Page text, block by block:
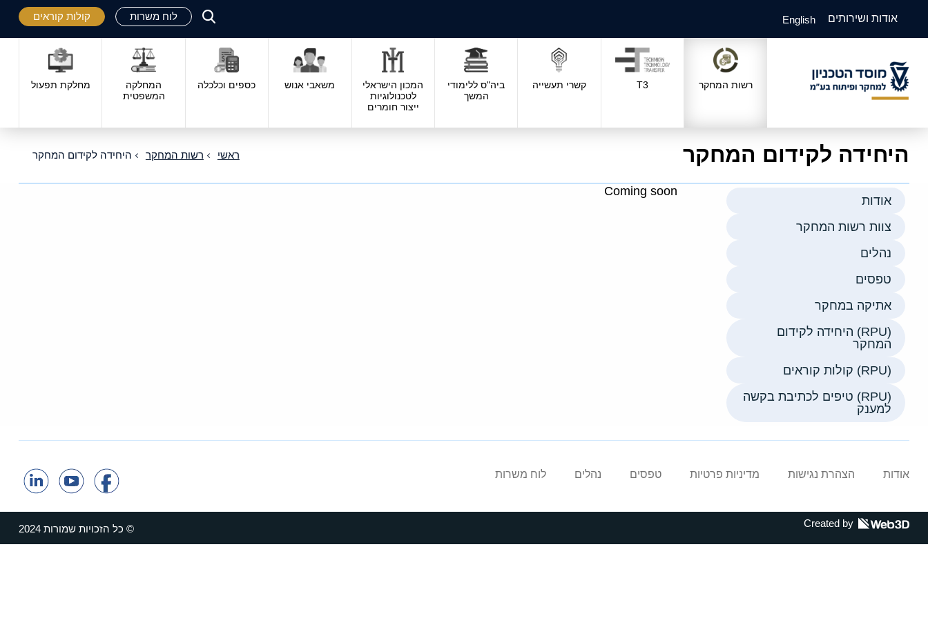
אודות ושירותים English פתח
סגור לוח משרות קולות קוראים
רשות המחקר T3 קשרי תעשייה
ביה"ס ללימודי
המשך
המכון הישראלי
לטכנולוגיות
ייצור חומרים
משאבי אנוש כספים וכלכלה
המחלקה
המשפטית
מחלקת תפעול
היחידה לקידום המחקר ראשי רשות המחקר היחידה לקידום המחקר
אודות
צוות רשות המחקר
נהלים
טפסים
אתיקה במחקר
(RPU) היחידה לקידום
המחקר
(RPU) קולות קוראים
(RPU) טיפים לכתיבת בקשה
למענק
Coming soon
אודות הצהרת נגישות מדיניות פרטיות טפסים נהלים לוח משרות
Created by © כל הזכויות שמורות 2024